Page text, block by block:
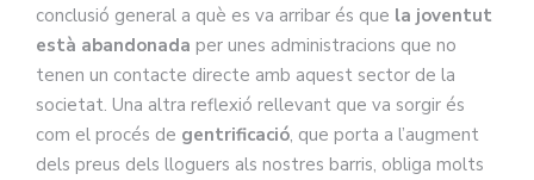
conclusió general a què es va arribar és que la joventut
està abandonada per unes administracions que no
tenen un contacte directe amb aquest sector de la
societat. Una altra reflexió rellevant que va sorgir és
com el procés de gentrificació, que porta a l’augment
dels preus dels lloguers als nostres barris, obliga molts